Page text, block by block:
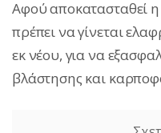
Αφού αποκατασταθεί
πρέπει να γίνεται
εκ νέου, για να
βλάστησης και